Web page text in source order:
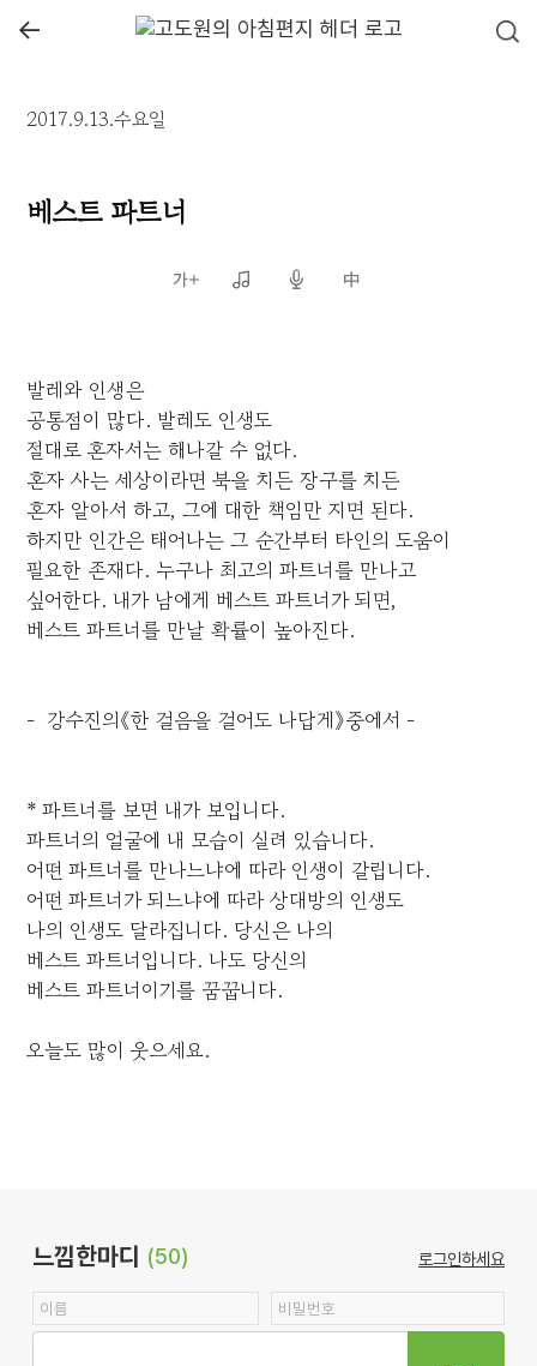
←
2017.9.13.수요일
베스트 파트너
발레와 인생은
공통점이 많다. 발레도 인생도
절대로 혼자서는 해나갈 수 없다.
혼자 사는 세상이라면 북을 치든 장구를 치든
혼자 알아서 하고, 그에 대한 책임만 지면 된다.
하지만 인간은 태어나는 그 순간부터 타인의 도움이
필요한 존재다. 누구나 최고의 파트너를 만나고
싶어한다. 내가 남에게 베스트 파트너가 되면,
베스트 파트너를 만날 확률이 높아진다.
- 강수진의《한 걸음을 걸어도 나답게》중에서 -
* 파트너를 보면 내가 보입니다.
파트너의 얼굴에 내 모습이 실려 있습니다.
어떤 파트너를 만나느냐에 따라 인생이 갈립니다.
어떤 파트너가 되느냐에 따라 상대방의 인생도
나의 인생도 달라집니다. 당신은 나의
베스트 파트너입니다. 나도 당신의
베스트 파트너이기를 꿈꿉니다.
오늘도 많이 웃으세요.
느낌한마디 (50) 로그인하세요